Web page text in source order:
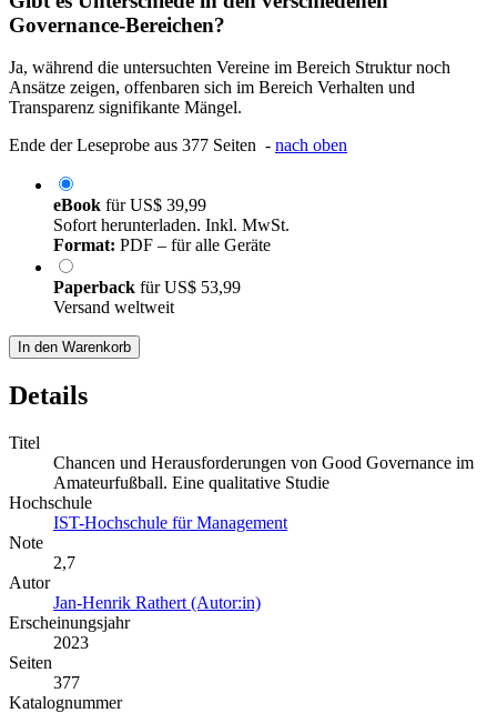
Governance-Bereichen?
Ja, während die untersuchten Vereine im Bereich Struktur noch
Ansätze zeigen, offenbaren sich im Bereich Verhalten und
Transparenz signifikante Mängel.
Ende der Leseprobe aus 377 Seiten - nach oben
eBook fürUS$ 39,99
Sofort herunterladen. Inkl. MwSt.
Format: PDF – für alle Geräte
Paperback fürUS$ 53,99
Versand weltweit
In den Warenkorb
Details
Titel
Chancen und Herausforderungen von Good Governance im
Amateurfußball. Eine qualitative Studie
Hochschule
IST-Hochschule für Management
Note
2,7
Autor
Jan-Henrik Rathert (Autor:in)
Erscheinungsjahr
2023
Seiten
377
Katalognummer